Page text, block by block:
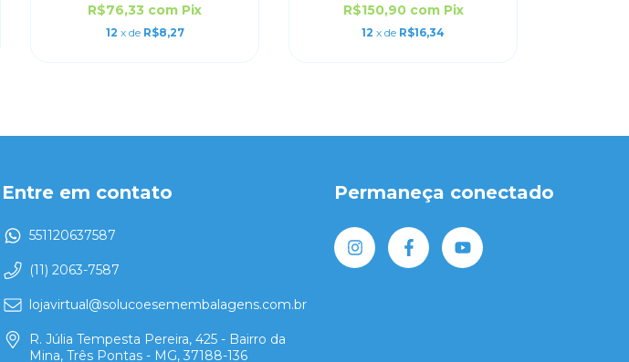
R$76,33 com Pix
12 x de R$8,27
R$150,90 com Pix
12 x de R$16,34
Entre em contato
551120637587
(11) 2063-7587
lojavirtual@solucoesemembalagens.com.br
R. Júlia Tempesta Pereira, 425 - Bairro da
Mina, Três Pontas - MG, 37188-136
Permaneça conectado